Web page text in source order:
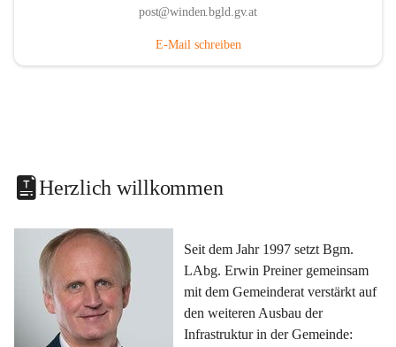
post@winden.bgld.gv.at
E-Mail schreiben
Herzlich willkommen
Seit dem Jahr 1997 setzt Bgm.
LAbg. Erwin Preiner gemeinsam
mit dem Gemeinderat verstärkt auf
den weiteren Ausbau der
Infrastruktur in der Gemeinde: